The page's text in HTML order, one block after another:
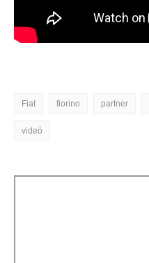
Fiat fiorino partner
videó